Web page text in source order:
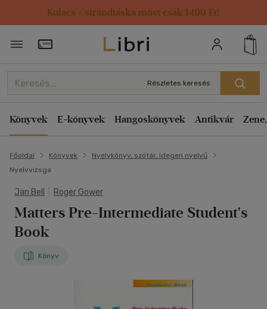
Kulacs / strandtáska most csak 1499 Ft!
Törzsvásárlói Kártya adatai
Részletes keresés
Könyvek E-könyvek Hangoskönyvek Antikvár
Főoldal Könyvek
Nyelvkönyv, szótár, idegen nyelvű
Nyelvvizsga
Jan Bell Roger Gower
Matters Pre-Intermediate Student's
Book
Könyv